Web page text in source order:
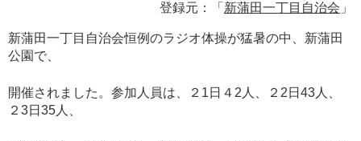
登録元：「 新蒲田一丁目自治会 」
新蒲田一丁目自治会恒例のラジオ体操が猛暑の中、新蒲田
公園で、
開催されました。参加人員は、２1日４2人、２2日43人、
２3日35人、